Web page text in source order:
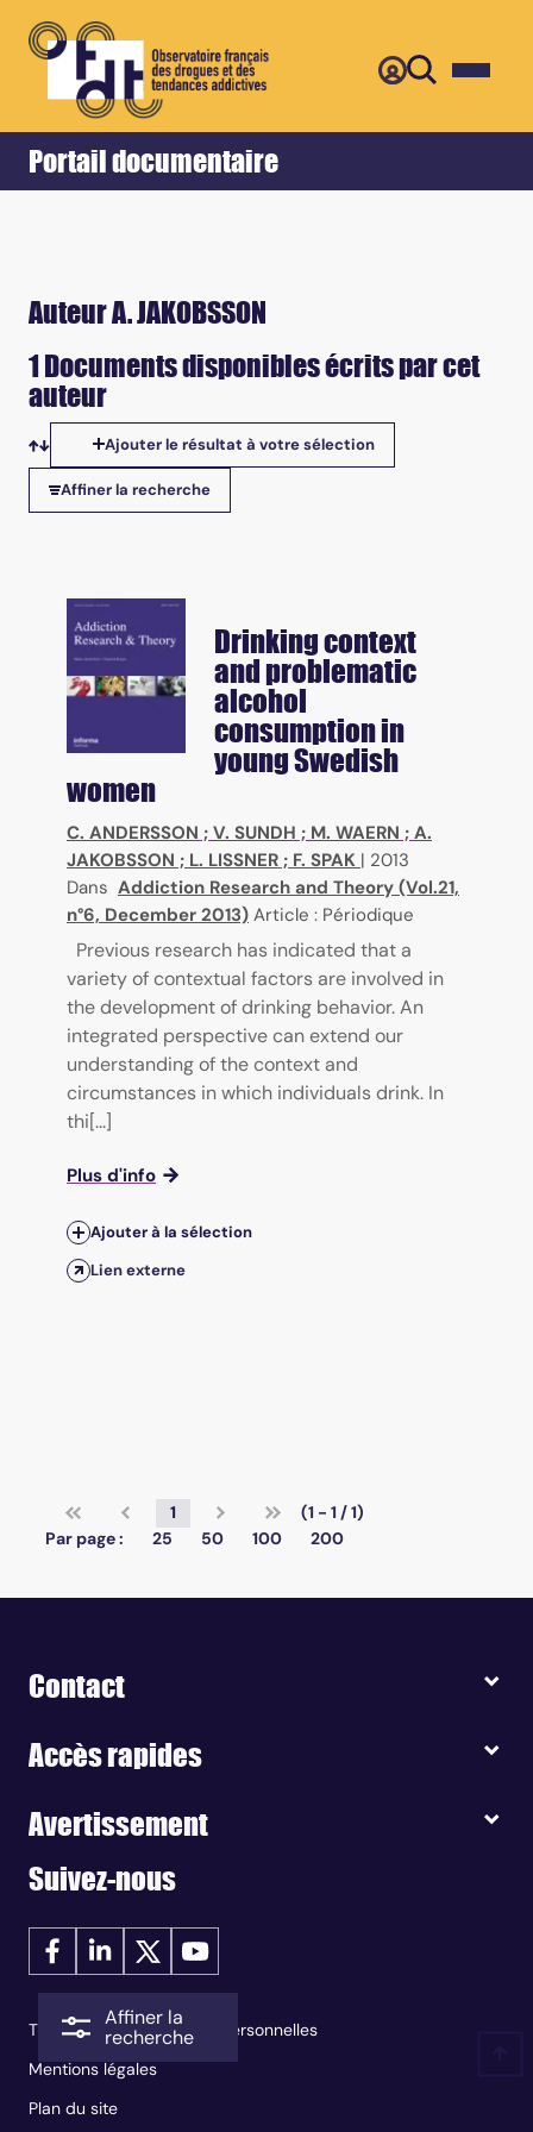
Affiner la
recherche
Portail documentaire
Accueil Retour
Auteur A. JAKOBSSON
1 Documents disponibles écrits par cet
auteur
Tris disponibles
Ajouter le résultat à votre sélection
Affiner la recherche
Drinking context
and problematic
alcohol
consumption in
young Swedish
women
C. ANDERSSON ; V. SUNDH ; M. WAERN ; A.
JAKOBSSON ; L. LISSNER ; F. SPAK | 2013
Dans Addiction Research and Theory (Vol.21,
n°6, December 2013) Article : Périodique
Previous research has indicated that a
variety of contextual factors are involved in
the development of drinking behavior. An
integrated perspective can extend our
understanding of the context and
circumstances in which individuals drink. In
thi[...]
Plus d'info
Ajouter à la sélection
Lien externe
1
(1 - 1 / 1)
Par page :
25 50 100 200
Contact
Accès rapides
Avertissement
Suivez-nous
Traitement des données personnelles
Mentions légales
Plan du site